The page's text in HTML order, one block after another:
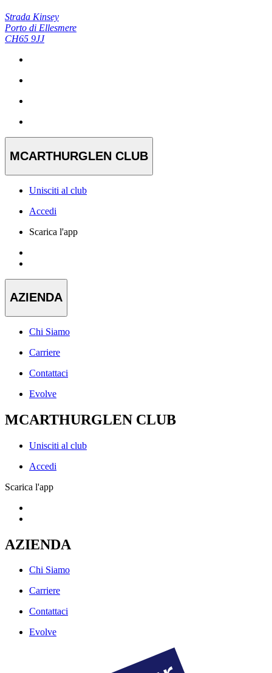
Strada Kinsey
Porto di Ellesmere
CH65 9JJ
MCARTHURGLEN CLUB
Unisciti al club
Accedi
Scarica l'app
AZIENDA
Chi Siamo
Carriere
Contattaci
Evolve
MCARTHURGLEN CLUB
Unisciti al club
Accedi
Scarica l'app
AZIENDA
Chi Siamo
Carriere
Contattaci
Evolve